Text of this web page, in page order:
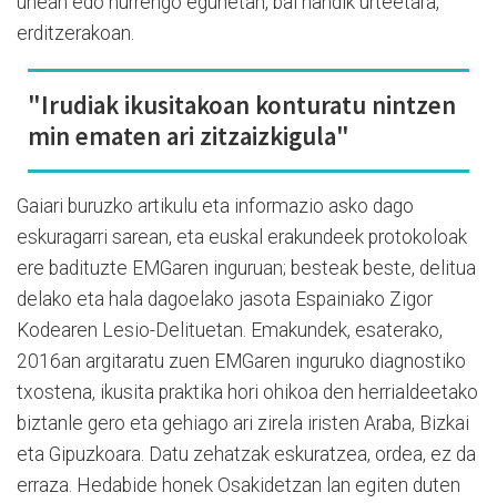
erditzerakoan.
"Irudiak ikusitakoan konturatu nintzen
min ematen ari zitzaizkigula"
Gaiari buruzko artikulu eta informazio asko dago
eskuragarri sarean, eta euskal erakundeek protokoloak
ere badituzte EMGaren inguruan; besteak beste, delitua
delako eta hala dagoelako jasota Espainiako Zigor
Kodearen Lesio-Delituetan. Emakundek, esaterako,
2016an argitaratu zuen EMGaren inguruko diagnostiko
txostena, ikusita praktika hori ohikoa den herrialdeetako
biztanle gero eta gehiago ari zirela iristen Araba, Bizkai
eta Gipuzkoara. Datu zehatzak eskuratzea, ordea, ez da
erraza. Hedabide honek Osakidetzan lan egiten duten